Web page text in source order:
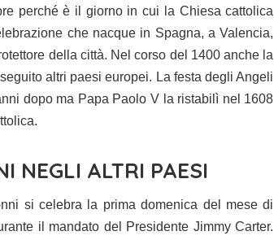
perché è il giorno in cui la Chiesa cattolica
che nacque in Spagna, a Valencia,
della città. Nel corso del 1400 anche la
altri paesi europei. La festa degli Angeli
dopo ma Papa Paolo V la ristabilì nel 1608
NEGLI ALTRI PAESI
si celebra la prima domenica del mese di
il mandato del Presidente Jimmy Carter.